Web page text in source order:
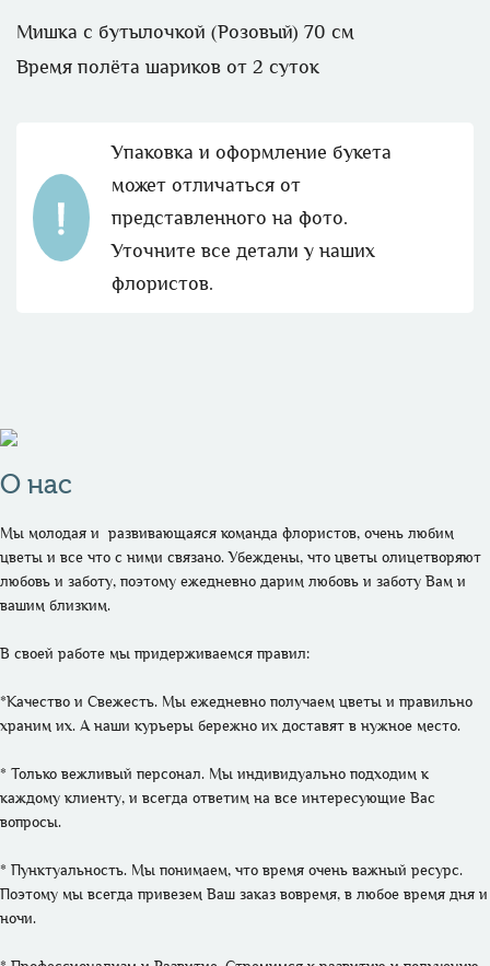
Мишка с бутылочкой (Розовый) 70 см
Время полёта шариков от 2 суток
Упаковка и оформление букета
может отличаться от
представленного на фото.
Уточните все детали у наших
флористов.
О нас
Мы молодая и  развивающаяся команда флористов, очень любим
цветы и все что с ними связано. Убеждены, что цветы олицетворяют
любовь и заботу, поэтому ежедневно дарим любовь и заботу Вам и
вашим близким.
В своей работе мы придерживаемся правил:
*Качество и Свежесть. Мы ежедневно получаем цветы и правильно
храним их. А наши курьеры бережно их доставят в нужное место.
* Только вежливый персонал. Мы индивидуально подходим к
каждому клиенту, и всегда ответим на все интересующие Вас
вопросы.
* Пунктуальность. Мы понимаем, что время очень важный ресурс.
Поэтому мы всегда привезем Ваш заказ вовремя, в любое время дня и
ночи.